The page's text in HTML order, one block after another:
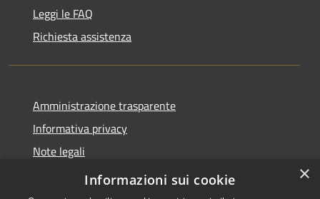
Leggi le FAQ
Richiesta assistenza
Amministrazione trasparente
Informativa privacy
Note legali
Dichiarazione di accessibilità
×
Informazioni sui cookie